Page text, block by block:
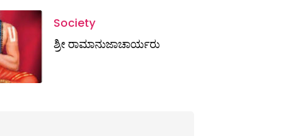
Society
ಶ್ರೀ ರಾಮಾನುಜಾಚಾರ್ಯರು